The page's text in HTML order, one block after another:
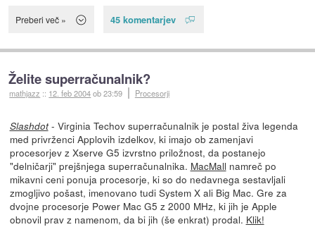
Preberi več » 45 komentarjev
Želite superračunalnik?
mathjazz :: 12. feb 2004ob 23:59 Procesorji
Slashdot- Virginia Techov superračunalnik je postal živa legenda
med privrženci Applovih izdelkov, ki imajo ob zamenjavi
procesorjev z Xserve G5 izvrstno priložnost, da postanejo
"delničarji" prejšnjega superračunalnika. MacMall namreč po
mikavni ceni ponuja procesorje, ki so do nedavnega sestavljali
zmogljivo pošast, imenovano tudi System X ali Big Mac. Gre za
dvojne procesorje Power Mac G5 z 2000 MHz, ki jih je Apple
obnovil prav z namenom, da bi jih (še enkrat) prodal. Klik!